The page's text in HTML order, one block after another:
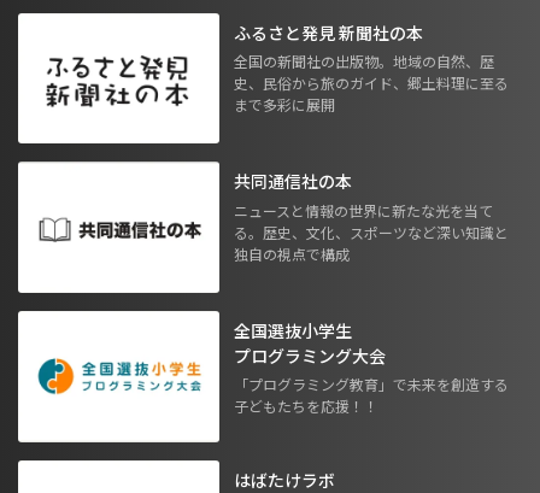
ふるさと発見 新聞社の本
全国の新聞社の出版物。地域の自然、歴
史、民俗から旅のガイド、郷土料理に至る
まで多彩に展開
共同通信社の本
ニュースと情報の世界に新たな光を当て
る。歴史、文化、スポーツなど深い知識と
独自の視点で構成
全国選抜小学生
プログラミング大会
「プログラミング教育」で未来を創造する
子どもたちを応援！！
はばたけラボ